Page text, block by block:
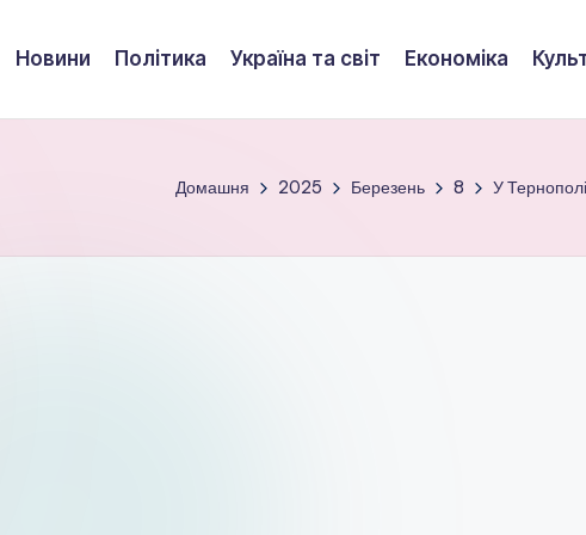
Новини Політика Україна та світ Економіка
Домашня 2025 Березень 8 У